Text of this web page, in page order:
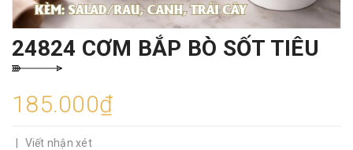
24824 CƠM BẮP BÒ SỐT TIÊU
185.000₫
Viết nhận xét